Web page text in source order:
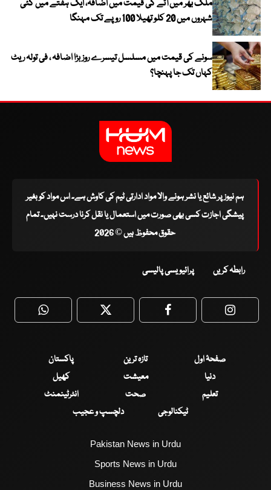
ملک بھر میں آٹے کی قیمت میں اضافہ، ایک ہفتے میں کئی
شہروں میں 20 کلو تھیلا 100 روپے تک مہنگا
سونے کی قیمت میں مسلسل تیسرے روز بڑا اضافہ ، فی تولہ ریٹ
کہاں تک جا پہنچا؟
ہم نیوز پر شائع یا نشر ہونے والا مواد ادارتی ٹیم کی کاوش ہے۔ اس مواد کو بغیر
پیشگی اجازت کسی بھی صورت میں استعمال یا نقل کرنا درست نہیں۔ تمام
حقوق محفوظ ہیں © 2026
رابطہ کریں پرائیویسی پالیسی
WhatsApp Twitter Facebook
صفحۂ اول تازہ ترین
پاکستان
دنیا
معیشت
کھیل
تعلیم
صحت
انٹرٹینمنٹ
ٹیکنالوجی
دلچسپ و عجیب
Pakistan News in Urdu
Sports News in Urdu
Business News in Urdu